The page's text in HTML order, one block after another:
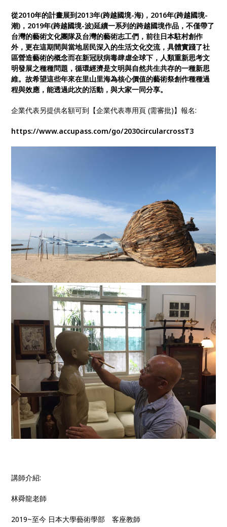
從2010年的計畫展到2013年(跨越國境-海)，2016年(跨越國境-
潮)，2019年(跨越國境-波)延續一系列的跨越國境作品，不僅帶了
台灣的藝術文化團隊及台灣的藝術志工們，前往日本駐村創作
外，更在這期間與當地居民深入的生活文化交流，具體實踐了社
區營造藝術的概念而在新冠狀病毒肆虐全球下，人類重新思考文
明發展之種種問題，循環經濟是文明與自然共生共存的一種新思
維。故希望這些年來在里山里海為核心價值的藝術祭創作種種過
程與效應，能透過此次的活動，與大家一同分享。
企業代表另提供名額可到【企業代表專用頁 (需審批)】報名:
https://www.accupass.com/go/2030circularcrossT3
講師介紹:
林舜龍老師
2019~至今 日本大學藝術學部 客座教師